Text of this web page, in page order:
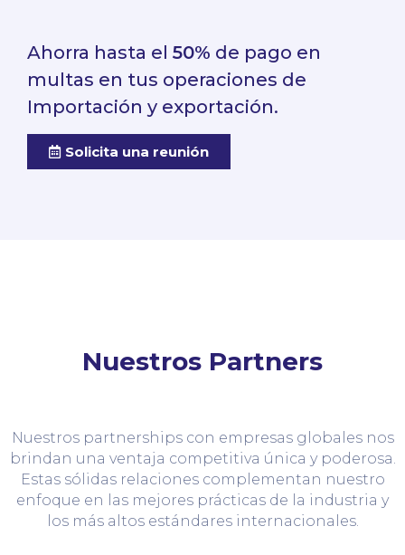
Ahorra hasta el 50% de pago en
multas en tus operaciones de
Importación y exportación.
Solicita una reunión
Nuestros Partners
Nuestros partnerships con empresas globales nos
brindan una ventaja competitiva única y poderosa.
Estas sólidas relaciones complementan nuestro
enfoque en las mejores prácticas de la industria y
los más altos estándares internacionales.